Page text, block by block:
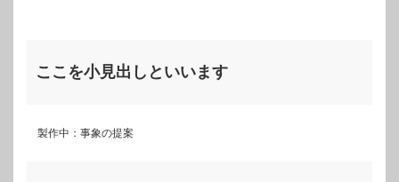
ここを小見出しといいます
製作中：事象の提案